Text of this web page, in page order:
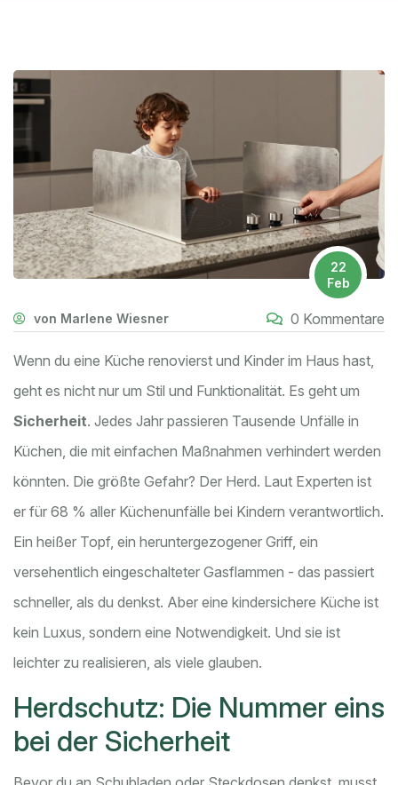
22
Feb
von Marlene Wiesner 0 Kommentare
Wenn du eine Küche renovierst und Kinder im Haus hast,
geht es nicht nur um Stil und Funktionalität. Es geht um
Sicherheit. Jedes Jahr passieren Tausende Unfälle in
Küchen, die mit einfachen Maßnahmen verhindert werden
könnten. Die größte Gefahr? Der Herd. Laut Experten ist
er für 68 % aller Küchenunfälle bei Kindern verantwortlich.
Ein heißer Topf, ein heruntergezogener Griff, ein
versehentlich eingeschalteter Gasflammen - das passiert
schneller, als du denkst. Aber eine kindersichere Küche ist
kein Luxus, sondern eine Notwendigkeit. Und sie ist
leichter zu realisieren, als viele glauben.
Herdschutz: Die Nummer eins
bei der Sicherheit